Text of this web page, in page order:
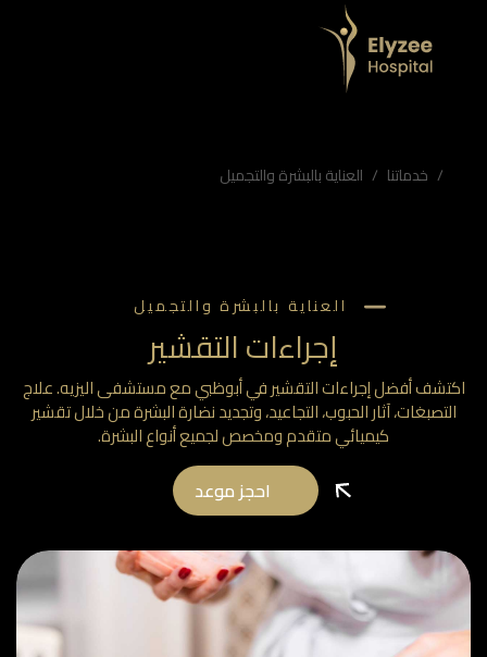
خدماتنا العناية بالبشرة والتجميل
العناية بالبشرة والتجميل
إجراءات التقشير
أفضل إجراءات التقشير في أبوظبي مع مستشفى اليزيه. علاج
آثار الحبوب، التجاعيد، وتجديد نضارة البشرة من خلال تقشير
كيميائي متقدم ومخصص لجميع أنواع البشرة.
احجز موعد